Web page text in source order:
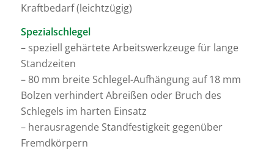
Kraftbedarf (leichtzügig)
Spezialschlegel
– speziell gehärtete Arbeitswerkzeuge für lange
Standzeiten
– 80 mm breite Schlegel-Aufhängung auf 18 mm
Bolzen verhindert Abreißen oder Bruch des
Schlegels im harten Einsatz
– herausragende Standfestigkeit gegenüber
Fremdkörpern